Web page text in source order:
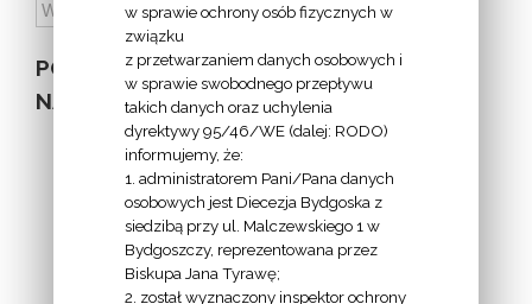
POZOSTAŁE
NA STRONIE
INFORMACJE
Z
w sprawie ochrony osób fizycznych w
związku
z przetwarzaniem danych osobowych i
w sprawie swobodnego przepływu
takich danych oraz uchylenia
dyrektywy 95/46/WE (dalej: RODO)
informujemy, że:
1. administratorem Pani/Pana danych
osobowych jest Diecezja Bydgoska z
siedzibą przy ul. Malczewskiego 1 w
Bydgoszczy, reprezentowana przez
Biskupa Jana Tyrawę;
2. został wyznaczony inspektor ochrony